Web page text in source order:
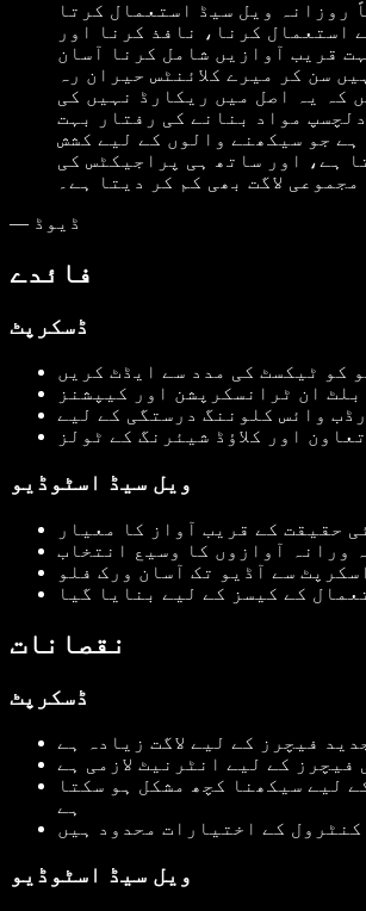
روزانہ ویل سیڈ استعمال کرتا
استعمال کرنا، نافذ کرنا اور
قریب آوازیں شامل کرنا آسان
سن کر میرے کلائنٹس حیران رہ
کہ یہ اصل میں ریکارڈ نہیں کی
مواد بنانے کی رفتار بہت
ہے جو سیکھنے والوں کے لیے کشش
ہے، اور ساتھ ہی پراجیکٹس کی
مجموعی لاگت بھی کم کر دیتا ہے۔
— ڈیوڈ
فائدے
ڈسکرپٹ
کو ٹیکسٹ کی مدد سے ایڈٹ کریں
بلٹ ان ٹرانسکرپشن اور کیپشنز
وائس کلوننگ درستگی کے لیے
تعاون اور کلاؤڈ شیئرنگ کے ٹولز
ویل سیڈ اسٹوڈیو
حقیقت کے قریب آواز کا معیار
ورانہ آوازوں کا وسیع انتخاب
اسکرپٹ سے آڈیو تک آسان ورک فلو
کے کیسز کے لیے بنایا گیا
نقصانات
ڈسکرپٹ
فیچرز کے لیے لاگت زیادہ ہے
فیچرز کے لیے انٹرنیٹ لازمی ہے
لیے سیکھنا کچھ مشکل ہو سکتا
ہے
کنٹرول کے اختیارات محدود ہیں
ویل سیڈ اسٹوڈیو